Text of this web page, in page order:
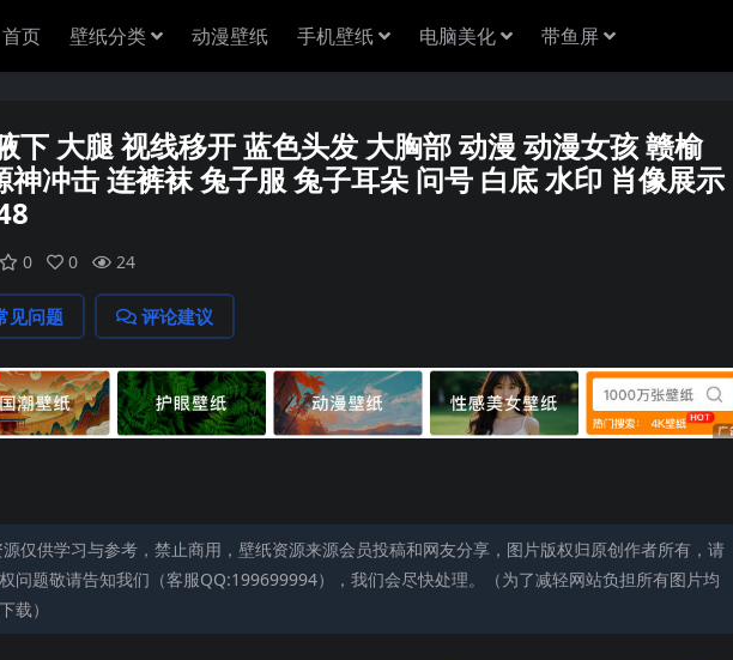
首页 壁纸分类 动漫壁纸 手机壁纸 电脑美化 带鱼屏
下 大腿 视线移开 蓝色头发 大胸部 动漫 动漫女孩 赣榆
神冲击 连裤袜 兔子服 兔子耳朵 问号 白底 水印 肖像展示
0 0 24
见问题 评论建议
仅供学习与参考，禁止商用，壁纸资源来源会员投稿和网友分享，图片版权归原创作者所有，请
问题敬请告知我们（客服QQ:199699994），我们会尽快处理。（为了减轻网站负担所有图片均
载）